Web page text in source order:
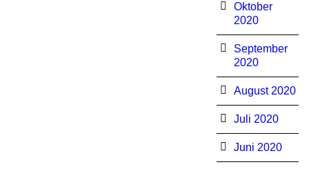
Oktober
2020
September
2020
August 2020
Juli 2020
Juni 2020